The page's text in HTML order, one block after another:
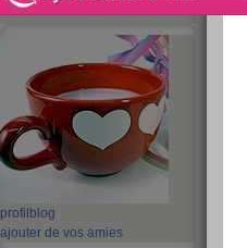
profil blog
ajouter de vos amies